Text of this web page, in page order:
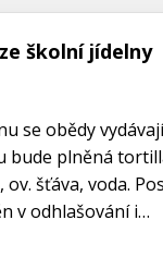
školní jídelny
se obědy
bude plněná
ov. šťáva, voda.
v odhlašování i…